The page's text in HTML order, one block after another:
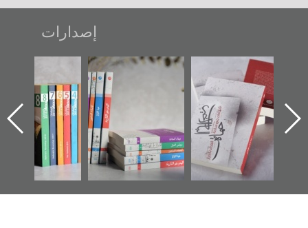
إصدارات
"حماة الباب الأخير":
الإصدار الأول عن
اعتصام الدراز
وأحداث ساحة
الفداء لمركز أوال
للدراسات والتوثيق
تصنيف موضوعي
للوثائق البريطانية
يقدمه «مركز أوال»
في سلسلة من 5
كتب
تصدر حصاد
الساحات 2019